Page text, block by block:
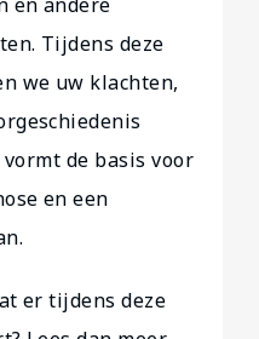
Tijdens deze
we uw klachten,
de basis voor
en een
er tijdens deze